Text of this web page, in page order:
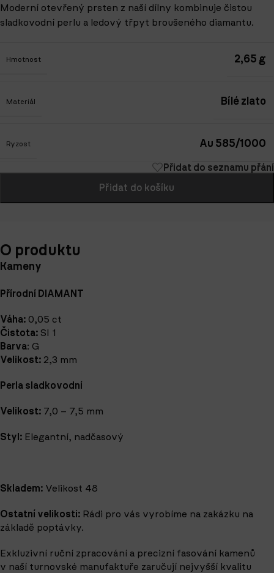
Moderní otevřený prsten z naší dílny kombinuje čistou
sladkovodní perlu a ledový třpyt broušeného diamantu.
Hmotnost 2,65 g
Materiál Bílé zlato
Ryzost Au 585/1000
Přidat do seznamu přání
Přidat do košíku
O produktu
Kameny
Přírodní DIAMANT
Váha: 0,05 ct
Čistota: SI 1
Barva: G
Velikost: 2,3 mm
Perla sladkovodní
Velikost: 7,0 – 7,5 mm
Styl: Elegantní, nadčasový
Skladem: Velikost 48
Ostatní velikosti: Rádi pro vás vyrobíme na zakázku na
základě poptávky.
Exkluzivní ruční zpracování a precizní fasování kamenů
v naší turnovské manufaktuře zaručují nejvyšší kvalitu